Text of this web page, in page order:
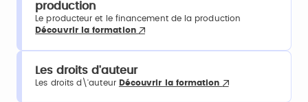
production
Le producteur et le financement de la production
Découvrir la formation
Les droits d'auteur
Les droits d\'auteur Découvrir la formation